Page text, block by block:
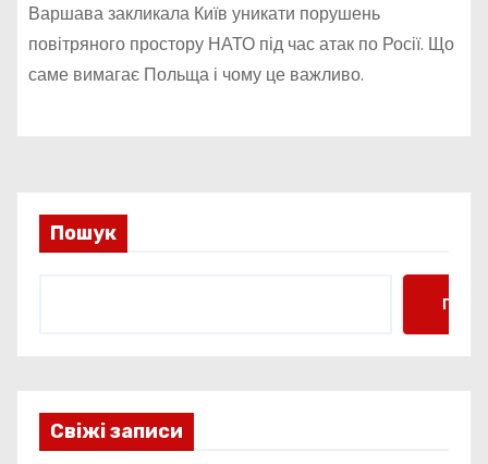
Варшава закликала Київ уникати порушень
повітряного простору НАТО під час атак по Росії. Що
саме вимагає Польща і чому це важливо.
Пошук
Свіжі записи